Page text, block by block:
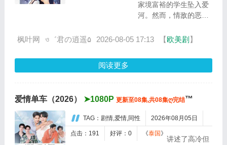
家境富裕的学生坠入爱
河。然而，情敌的恶意
意外，却让两人的爱情
枫叶网 ও゛君の逍遥۵ 2026-08-05 17:13 【欧美剧 】
阅读更多
爱情单车（2026） ➤1080P 更新至08集,共08集ღ完结™
TAG：剧情,爱情,同性 2026年08月05日
点击：191 好评：0 《泰国 》
讲述了高冷但